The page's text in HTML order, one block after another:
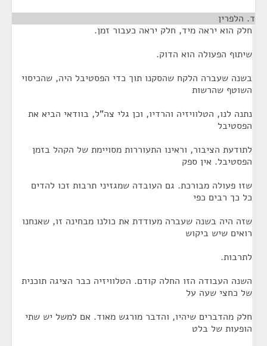
ד. הלפרין
חלק הוא יראה מיד, חלק יראה כעבור זמן.
שיתוף הפעולה הוא הדוק.
בשנה שעברה הלקח שהסקנו תוך כדי הפסטיבל היה, שהכיסוי
השוטף שהרשות
נתנה לנו, הטלוויזיה והרדיו, וכן גלי צה"ל, בוודאי הביא את
הפסטיבל
לתודעת הציבור, וראינו התעוררות מסויימת של הקהל בזמן
הפסטיבל. אין ספק
שזו פעולה מבורכת. גם העובדה שמגזיני תרבות זכו להדים
כל כך רבים כפי
שזה היה בשנה שעברה מעודדת את כולנו מבחינה זו, שאנחנו
רואים שיש ביקוש
לתרבות.
השנה העבודה הזו החלה קודם. הטלוויזיה כבר הציגה תוכנית
של כחצי שעה על
חלק מהדברים שיהיו, והדבר מורגש מאוד. אם למשל יש שתי
הופעות של בלט